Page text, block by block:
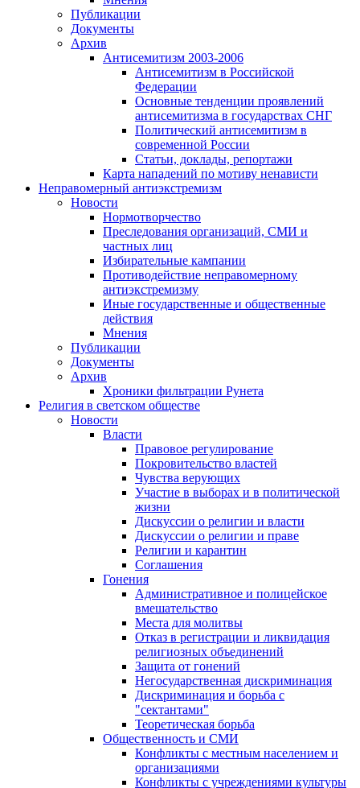
Публикации
Документы
Архив
Антисемитизм 2003-2006
Антисемитизм в Российской
Федерации
Основные тенденции проявлений
антисемитизма в государствах СНГ
Политический антисемитизм в
современной России
Статьи, доклады, репортажи
Карта нападений по мотиву ненависти
Неправомерный антиэкстремизм
Новости
Нормотворчество
Преследования организаций, СМИ и
частных лиц
Избирательные кампании
Противодействие неправомерному
антиэкстремизму
Иные государственные и общественные
действия
Мнения
Публикации
Документы
Архив
Хроники фильтрации Рунета
Религия в светском обществе
Новости
Власти
Правовое регулирование
Покровительство властей
Чувства верующих
Участие в выборах и в политической
жизни
Дискуссии о религии и власти
Дискуссии о религии и праве
Религии и карантин
Соглашения
Гонения
Административное и полицейское
вмешательство
Места для молитвы
Отказ в регистрации и ликвидация
религиозных объединений
Защита от гонений
Негосударственная дискриминация
Дискриминация и борьба с
"сектантами"
Теоретическая борьба
Общественность и СМИ
Конфликты с местным населением и
организациями
Конфликты с учреждениями культуры